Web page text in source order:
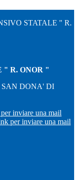
STATALE " R.
" R. ONOR "
SAN DONA' DI
inviare una mail
per inviare una mail